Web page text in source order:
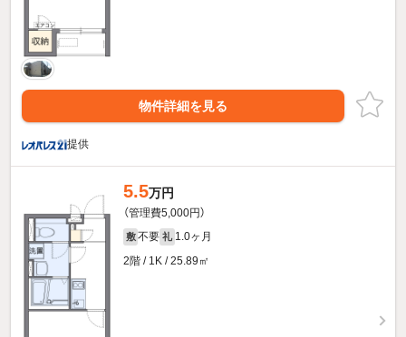
物件詳細を見る
提供
5.5万円
（管理費5,000円）
敷 不要 礼 1.0ヶ月
2階 / 1K / 25.89㎡